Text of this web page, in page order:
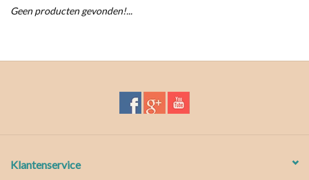
Geen producten gevonden!...
Klantenservice